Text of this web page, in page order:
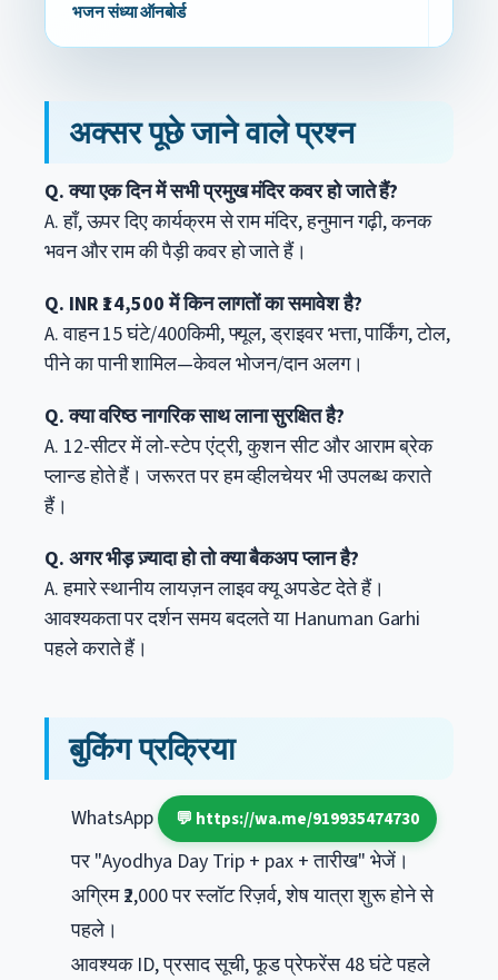
भजन संध्या ऑनबोर्ड
अक्सर पूछे जाने वाले प्रश्न
Q. क्या एक दिन में सभी प्रमुख मंदिर कवर हो जाते हैं?
A. हाँ, ऊपर दिए कार्यक्रम से राम मंदिर, हनुमान गढ़ी, कनक
भवन और राम की पैड़ी कवर हो जाते हैं।
Q. INR ₹14,500 में किन लागतों का समावेश है?
A. वाहन 15 घंटे/400किमी, फ्यूल, ड्राइवर भत्ता, पार्किंग, टोल,
पीने का पानी शामिल—केवल भोजन/दान अलग।
Q. क्या वरिष्ठ नागरिक साथ लाना सुरक्षित है?
A. 12-सीटर में लो-स्टेप एंट्री, कुशन सीट और आराम ब्रेक
प्लान्ड होते हैं। जरूरत पर हम व्हीलचेयर भी उपलब्ध कराते
हैं।
Q. अगर भीड़ ज़्यादा हो तो क्या बैकअप प्लान है?
A. हमारे स्थानीय लायज़न लाइव क्यू अपडेट देते हैं।
आवश्यकता पर दर्शन समय बदलते या Hanuman Garhi
पहले कराते हैं।
बुकिंग प्रक्रिया
WhatsApp 💬 https://wa.me/919935474730
पर "Ayodhya Day Trip + pax + तारीख" भेजें।
अग्रिम ₹2,000 पर स्लॉट रिज़र्व, शेष यात्रा शुरू होने से
पहले।
आवश्यक ID, प्रसाद सूची, फूड प्रेफरेंस 48 घंटे पहले